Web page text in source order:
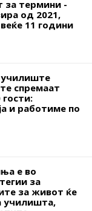
за термини -
од 2021,
11 години
училиште
спремаат
гости:
и работиме по
е во
за
за живот ќе
училишта,